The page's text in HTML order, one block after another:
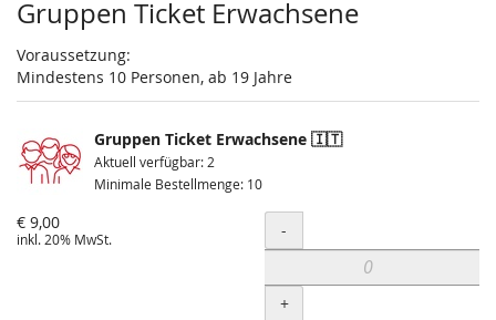
Gruppen Ticket Erwachsene
Voraussetzung:
Mindestens 10 Personen, ab 19 Jahre
Gruppen Ticket Erwachsene 🇮🇹
Aktuell verfügbar: 2
Minimale Bestellmenge: 10
€ 9,00
inkl. 20% MwSt. Menge
-
+